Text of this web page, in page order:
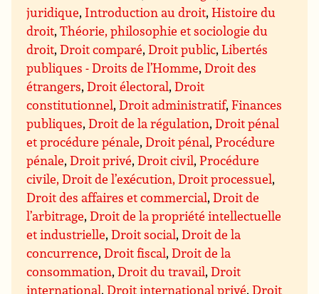
juridique, Introduction au droit,Histoire du
droit,Théorie, philosophie et sociologie du
droit,Droit comparé,Droit public,Libertés
publiques - Droits de l’Homme,Droit des
étrangers,Droit électoral,Droit
constitutionnel,Droit administratif,Finances
publiques,Droit de la régulation,Droit pénal
et procédure pénale,Droit pénal,Procédure
pénale,Droit privé,Droit civil,Procédure
civile, Droit de l’exécution, Droit processuel,
Droit des affaires et commercial,Droit de
l’arbitrage,Droit de la propriété intellectuelle
et industrielle,Droit social,Droit de la
concurrence,Droit fiscal,Droit de la
consommation,Droit du travail,Droit
international,Droit international privé,Droit